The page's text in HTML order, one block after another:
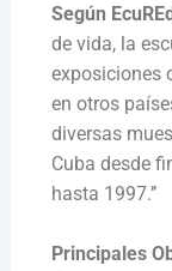
Según
de vida, la
exposiciones
en otros
diversas
Cuba desde
hasta 1997.’’
Principales